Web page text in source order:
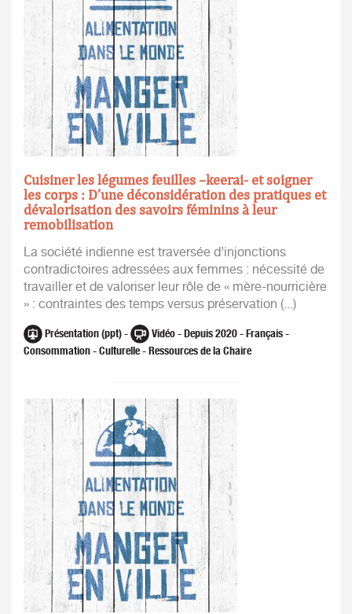
Cuisiner les légumes feuilles –keerai- et soigner
les corps : D’une déconsidération des pratiques et
dévalorisation des savoirs féminins à leur
remobilisation
La société indienne est traversée d’injonctions
contradictoires adressées aux femmes : nécessité de
travailler et de valoriser leur rôle de « mère-nourricière
» : contraintes des temps versus préservation (...)
Présentation (ppt) -
Vidéo - Depuis 2020 - Français -
Consommation - Culturelle - Ressources de la Chaire